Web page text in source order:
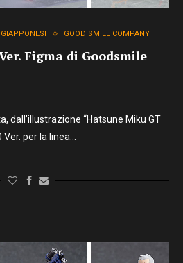
GIAPPONESI GOOD SMILE COMPANY
Figma di Goodsmile
dall’illustrazione “Hatsune Miku GT
per la linea…